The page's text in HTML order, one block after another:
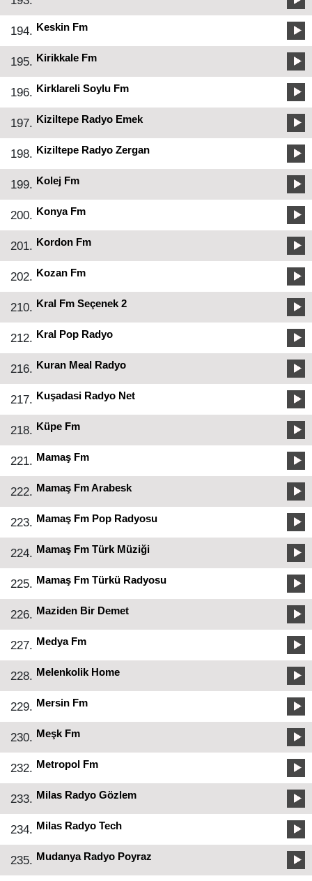
194. Keskin Fm
195. Kirikkale Fm
196. Kirklareli Soylu Fm
197. Kiziltepe Radyo Emek
198. Kiziltepe Radyo Zergan
199. Kolej Fm
200. Konya Fm
201. Kordon Fm
202. Kozan Fm
210. Kral Fm Seçenek 2
212. Kral Pop Radyo
216. Kuran Meal Radyo
217. Kuşadasi Radyo Net
218. Küpe Fm
221. Mamaş Fm
222. Mamaş Fm Arabesk
223. Mamaş Fm Pop Radyosu
224. Mamaş Fm Türk Müziği
225. Mamaş Fm Türkü Radyosu
226. Maziden Bir Demet
227. Medya Fm
228. Melenkolik Home
229. Mersin Fm
230. Meşk Fm
232. Metropol Fm
233. Milas Radyo Gözlem
234. Milas Radyo Tech
235. Mudanya Radyo Poyraz